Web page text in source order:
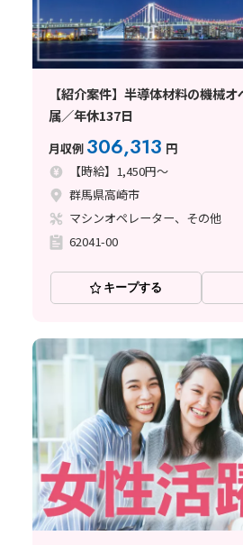
【紹介案件】半導体材料の機械
属／年休137日
月収例 306,313 円
【時給】1,450円～
群馬県高崎市
マシンオペレーター、その他
62041-00
キープする